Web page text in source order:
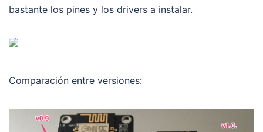
bastante los pines y los drivers a instalar.
Comparación entre versiones: